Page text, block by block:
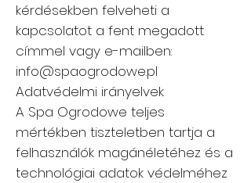
kérdésekben felveheti a
kapcsolatot a fent megadott
címmel vagy e-mailben:
info@spaogrodowe.pl
Adatvédelmi irányelvek
A Spa Ogrodowe teljes
mértékben tiszteletben tartja a
felhasználók magánéletéhez és a
technológiai adatok védelméhez